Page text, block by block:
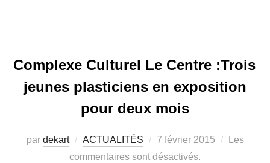
Complexe Culturel Le Centre :Trois
jeunes plasticiens en exposition
pour deux mois
par dekart ACTUALITÉS 7 février 2015
Les
commentaires sont désactivés.